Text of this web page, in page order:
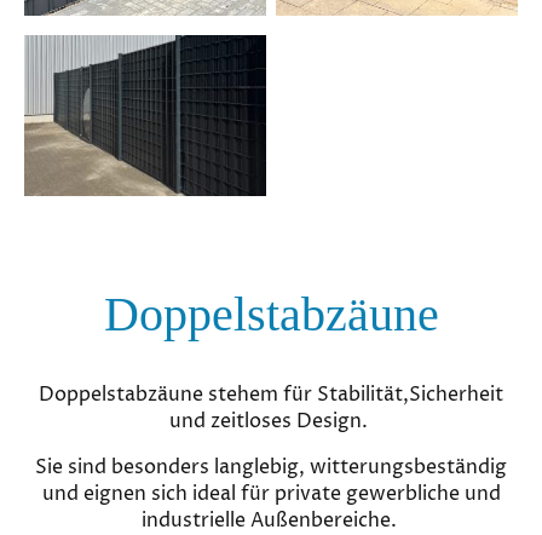
Doppelstabzäune
Doppelstabzäune stehem für Stabilität,Sicherheit
und zeitloses Design.
Sie sind besonders langlebig, witterungsbeständig
und eignen sich ideal für private gewerbliche und
industrielle Außenbereiche.